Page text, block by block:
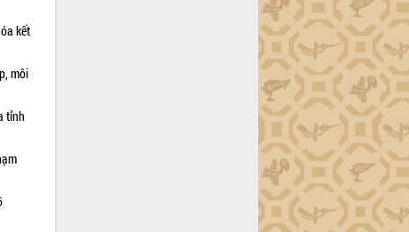
kết
môi
tỉnh